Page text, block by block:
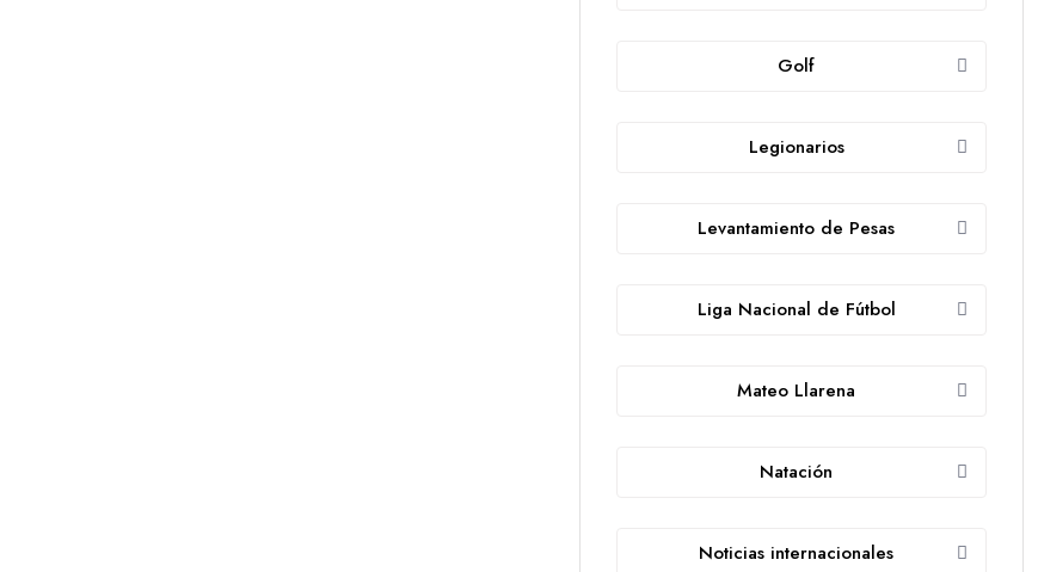
Golf
Legionarios
Levantamiento de Pesas
Liga Nacional de Fútbol
Mateo Llarena
Natación
Noticias internacionales